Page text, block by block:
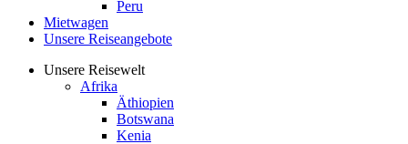
Peru
Mietwagen
Unsere Reiseangebote
Unsere Reisewelt
Afrika
Äthiopien
Botswana
Kenia